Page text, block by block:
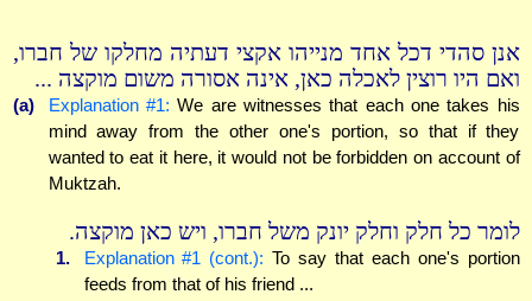
אנן סהדי דכל אחד מנייהו אקצי דעתיה מחלקו של חברו,
ואם היו רוצין לאכלה כאן, אינה אסורה משום מוקצה ...
(a) Explanation #1: We are witnesses that each one takes his
mind away from the other one's portion, so that if they
wanted to eat it here, it would not be forbidden on account of
Muktzah.
לומר כל חלק וחלק יונק משל חברו, ויש כאן מוקצה.
1. Explanation #1 (cont.): To say that each one's portion
feeds from that of his friend ...